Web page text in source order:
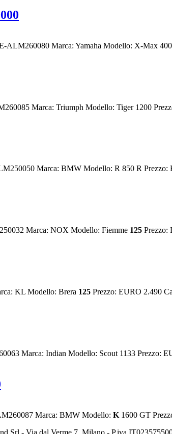
Marca: Yamaha Modello: X-Max
Marca: Triumph Modello: Tiger 1200
Marca: BMW Modello: R 850 R Prezzo:
Marca: NOX Modello: Fiemme 125 Prezzo:
KL Modello: Brera 125 Prezzo: EURO 2.490
Marca: Indian Modello: Scout 1133 Prezzo:
Marca: BMW Modello: K 1600 GT
Srl - Via dal Verme 7, Milano - P.iva